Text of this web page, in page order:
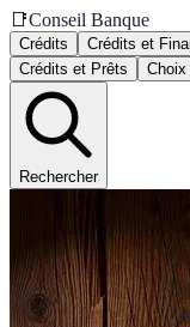
📑Conseil Banque
Crédits Crédits et
Crédits et Prêts
Choix
Rechercher